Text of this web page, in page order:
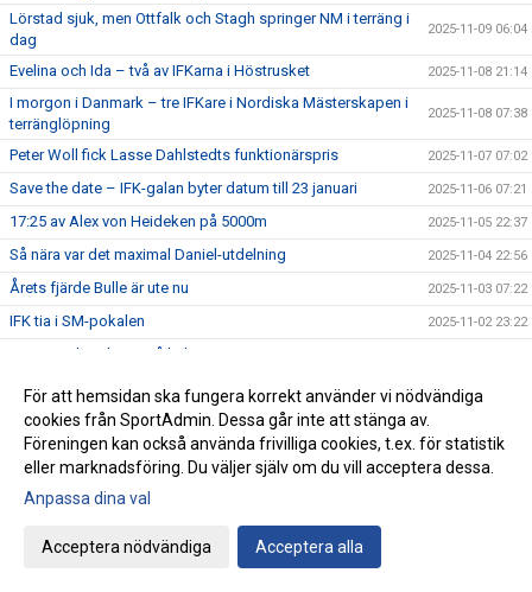
Lörstad sjuk, men Ottfalk och Stagh springer NM i terräng i
dag
2025-11-09 06:04
Evelina och Ida – två av IFKarna i Höstrusket 2025-11-08 21:14
I morgon i Danmark – tre IFKare i Nordiska Mästerskapen i
terränglöpning
2025-11-08 07:38
Peter Woll fick Lasse Dahlstedts funktionärspris 2025-11-07 07:02
Save the date – IFK-galan byter datum till 23 januari 2025-11-06 07:21
17:25 av Alex von Heideken på 5000m 2025-11-05 22:37
Så nära var det maximal Daniel-utdelning 2025-11-04 22:56
Årets fjärde Bulle är ute nu 2025-11-03 07:22
IFK tia i SM-pokalen 2025-11-02 23:22
Emma Holstad 1:35 på halvmaran
Terräng-SM: 18 IFK Lidingö-lag i Mix-stafetten 2025-10-31 07:06
Terräng-SM: Luddes sista lopp i IFKs blåvita tävlingsdräkt 2025-10-30 07:01
Terräng-SM: Tilda sjua i F15 2025-10-29 07:00
Terräng-SM: Veteranerna femma i lag
Ebba sprang terräng i Pittsburg
För att hemsidan ska fungera korrekt använder vi nödvändiga
cookies från SportAdmin. Dessa går inte att stänga av.
Föreningen kan också använda frivilliga cookies, t.ex. för statistik
eller marknadsföring. Du väljer själv om du vill acceptera dessa.
Anpassa dina val
Acceptera nödvändiga Acceptera alla